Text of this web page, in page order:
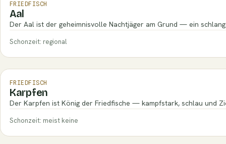
FRIEDFISCH
Aal
Der Aal ist der geheimnisvolle Nachtjäger am Grund — ein
Schonzeit: regional
FRIEDFISCH
Karpfen
Der Karpfen ist König der Friedfische — kampfstark, schlau und
Schonzeit: meist keine